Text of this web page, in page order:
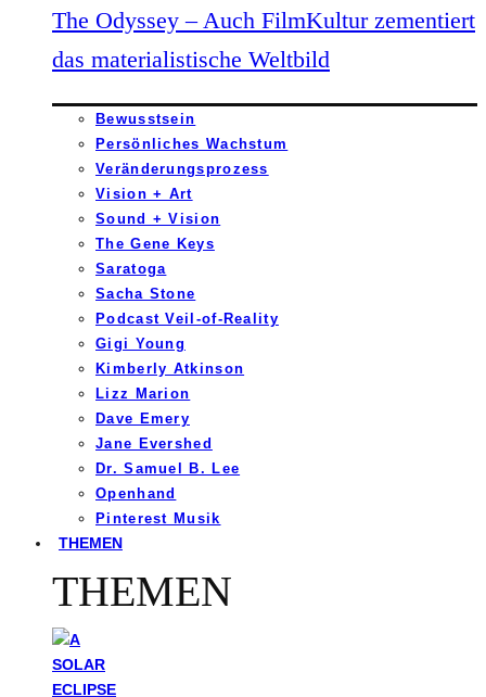
The Odyssey – Auch FilmKultur zementiert
das materialistische Weltbild
Bewusstsein
Persönliches Wachstum
Veränderungsprozess
Vision + Art
Sound + Vision
The Gene Keys
Saratoga
Sacha Stone
Podcast Veil-of-Reality
Gigi Young
Kimberly Atkinson
Lizz Marion
Dave Emery
Jane Evershed
Dr. Samuel B. Lee
Openhand
Pinterest Musik
THEMEN
THEMEN